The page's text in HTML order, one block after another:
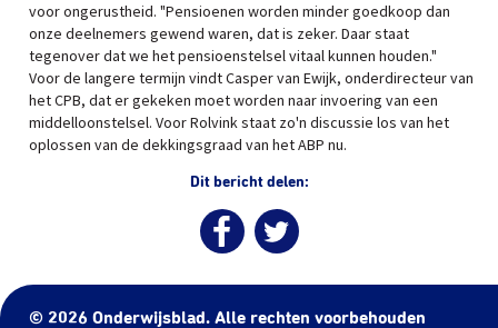
voor ongerustheid. "Pensioenen worden minder goedkoop dan
onze deelnemers gewend waren, dat is zeker. Daar staat
tegenover dat we het pensioenstelsel vitaal kunnen houden."
Voor de langere termijn vindt Casper van Ewijk, onderdirecteur van
het CPB, dat er gekeken moet worden naar invoering van een
middelloonstelsel. Voor Rolvink staat zo'n discussie los van het
oplossen van de dekkingsgraad van het ABP nu.
Dit bericht delen:
© 2026 Onderwijsblad. Alle rechten voorbehouden